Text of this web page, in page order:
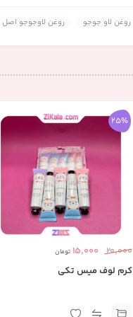
روغن لاو جوجو روغن لاوجوجو اصل
25%
20,000
15,000 تومان
کرم لوف میس تکی